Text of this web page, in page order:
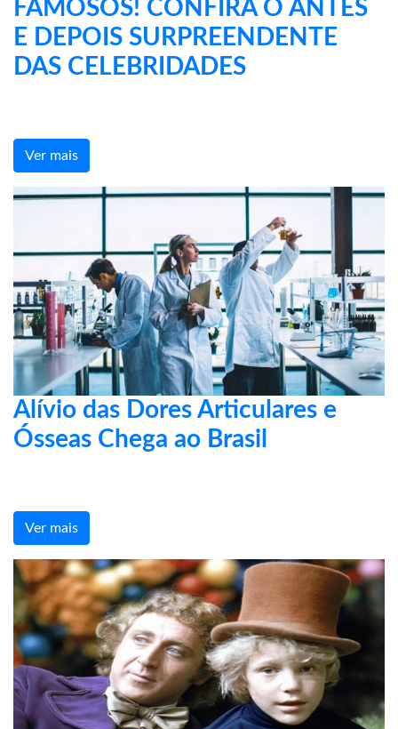
FAMOSOS! CONFIRA O ANTES
E DEPOIS SURPREENDENTE
DAS CELEBRIDADES
Ver mais
Alívio das Dores Articulares e
Ósseas Chega ao Brasil
Ver mais